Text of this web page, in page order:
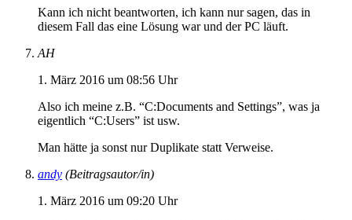
Kann ich nicht beantworten, ich kann nur sagen, das in
diesem Fall das eine Lösung war und der PC läuft.
AH
1. März 2016 um 08:56 Uhr
Also ich meine z.B. “C:Documents and Settings”, was ja
eigentlich “C:Users” ist usw.
Man hätte ja sonst nur Duplikate statt Verweise.
andy (Beitragsautor/in)
1. März 2016 um 09:20 Uhr